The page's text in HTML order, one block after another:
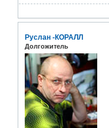
Руслан -КОРАЛЛ
Долгожитель